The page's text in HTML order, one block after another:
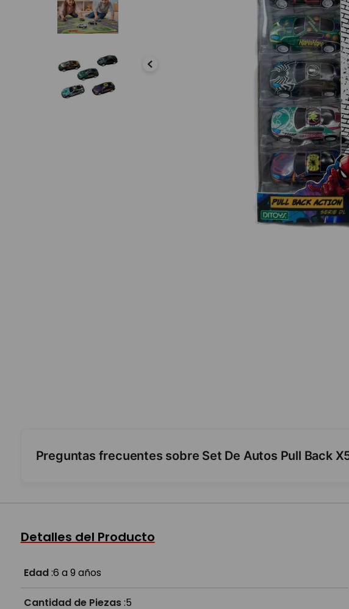
Preguntas frecuentes sobre Set De Autos Pull Back
¿A partir de qué edad es?
Detalles del Producto
Edad:6 a 9 años
Cantidad de Piezas:5